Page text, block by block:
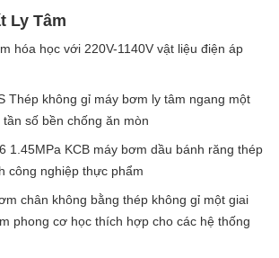
Ly Tâm
hóa học với 220V-1140V vật liệu điện áp
Thép không gỉ máy bơm ly tâm ngang một
số bền chống ăn mòn
1.45MPa KCB máy bơm dầu bánh răng thép
công nghiệp thực phẩm
chân không bằng thép không gỉ một giai
phong cơ học thích hợp cho các hệ thống